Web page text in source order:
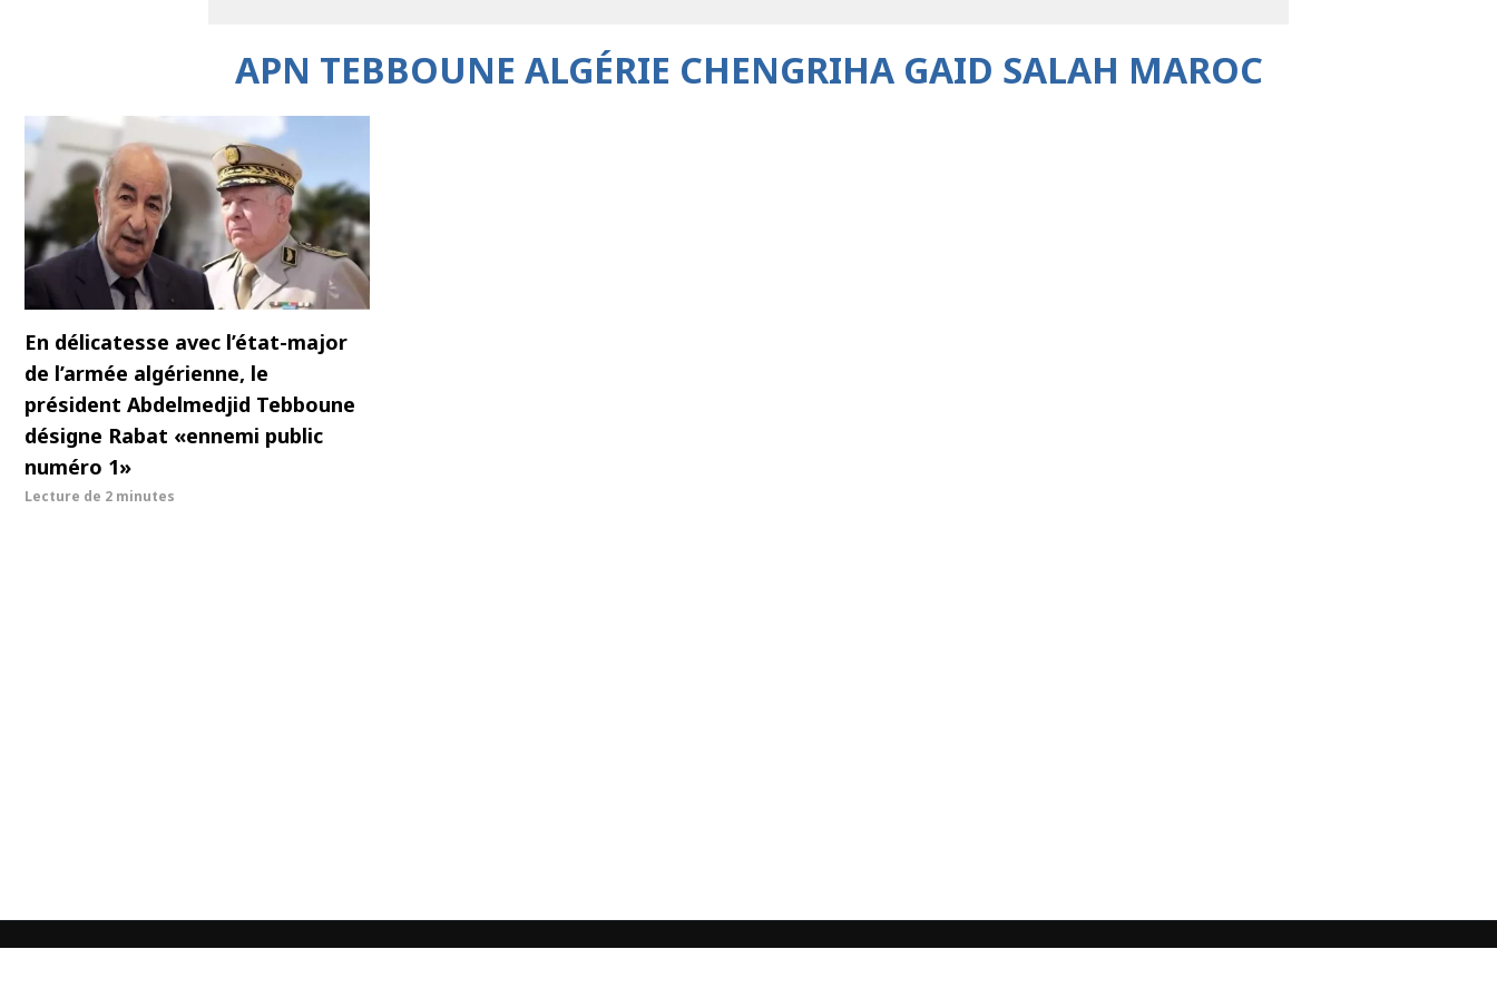
APN TEBBOUNE ALGÉRIE CHENGRIHA GAID SALAH MAROC
En délicatesse avec l’état-major
de l’armée algérienne, le
président Abdelmedjid Tebboune
désigne Rabat «ennemi public
numéro 1»
Lecture de 2 minutes